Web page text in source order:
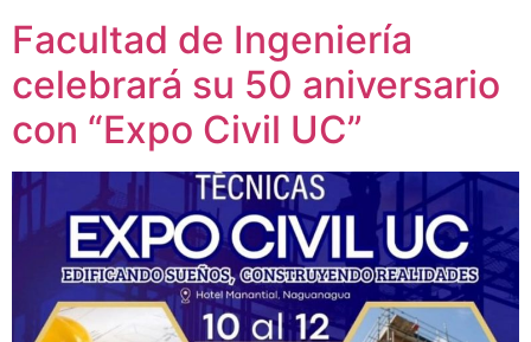
Facultad de Ingeniería
celebrará su 50 aniversario
con “Expo Civil UC”